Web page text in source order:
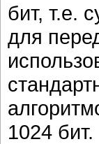
бит, т.е.
для
1024 бит.